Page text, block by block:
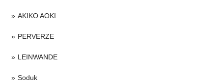
AKIKO AOKI
PERVERZE
LEINWANDE
Soduk